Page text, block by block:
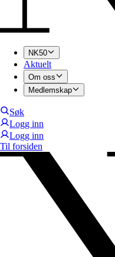
NK50
Aktuelt
Om oss
Medlemskap
Søk
Logg inn
Logg inn
Til forsiden